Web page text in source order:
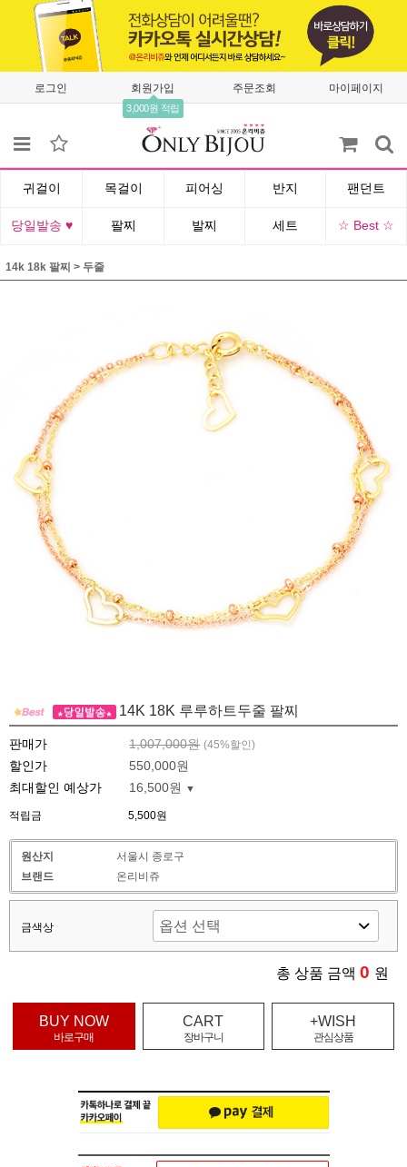
로그인 회원가입
3,000원 적립
주문조회 마이페이지
귀걸이 목걸이 피어싱 반지 팬던트
당일발송 ♥ 팔찌 발찌 세트 ☆ Best ☆
14k 18k 팔찌 > 두줄
14K 18K 루루하트두줄 팔찌
판매가 1,007,000원 (45%할인)
할인가
550,000원
최대할인 예상가
16,500원
적립금 5,500원
원산지
서울시 종로구
브랜드
온리비쥬
금색상
총 상품 금액 0 원
BUY NOW
바로구매
CART
장바구니
+WISH
관심상품